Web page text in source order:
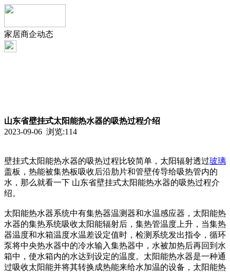
家居商企动态
山东省壁挂式太阳能热水器的吸热过程介绍
2023-09-06 浏览:114
壁挂式太阳能热水器的吸热过程比较简单，太阳辐射透过玻璃
盖板，热能被集热板吸收后沿肋片和管壁传导给吸热管内的
水，那么就看一下 山东省壁挂式太阳能热水器的吸热过程介
绍。
太阳能热水器系统中有集热器温测器和水温感应器，太阳能热
水器的集热系统吸收太阳能辐射后，集热管温度上升，当集热
器温度和水箱温度水温差设定值时，检测系统发出指令，循环
泵将中央热水器中的冷水输入集热器中，水被加热后再回到水
箱中，使水箱内的水达到设定的温度。太阳能热水器是一种通
过吸收太阳能并将其转换成热能来给水加温的设备，太阳能热